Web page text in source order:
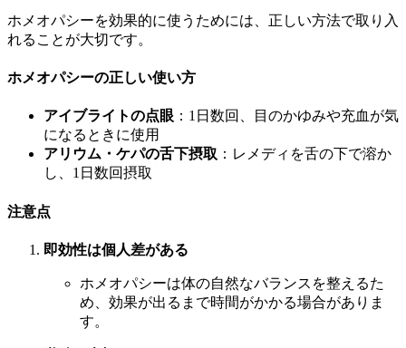
ホメオパシーを効果的に使うためには、正しい方法で取り入
れることが大切です。
ホメオパシーの正しい使い方
アイブライトの点眼 ：1日数回、目のかゆみや充血が気
になるときに使用
アリウム・ケパの舌下摂取 ：レメディを舌の下で溶か
し、1日数回摂取
注意点
即効性は個人差がある
ホメオパシーは体の自然なバランスを整えるた
め、効果が出るまで時間がかかる場合がありま
す。